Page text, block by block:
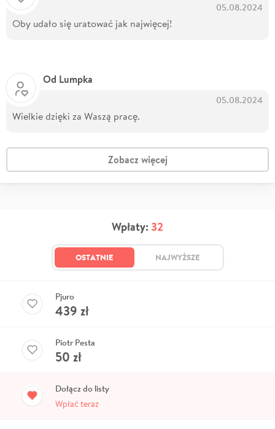
05.08.2024
Oby udało się uratować jak najwięcej!
Od Lumpka
05.08.2024
Wielkie dzięki za Waszą pracę.
Zobacz więcej
Wpłaty: 32
OSTATNIE NAJWYŻSZE
Pjuro
439 zł
Piotr Pesta
50 zł
Dołącz do listy
Wpłać teraz